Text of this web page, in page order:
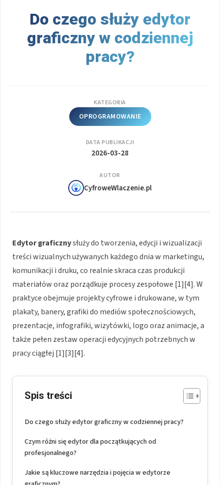
Do czego służy edytor
graficzny w codziennej
pracy?
KATEGORIA
OPROGRAMOWANIE
DATA PUBLIKACJI
2026-03-28
AUTOR
CyfroweWlaczenie.pl
Edytor graficznysłuży do tworzenia, edycji i wizualizacji
treści wizualnych używanych każdego dnia w marketingu,
komunikacji i druku, co realnie skraca czas produkcji
materiałów oraz porządkuje procesy zespołowe [1][4]. W
praktyce obejmuje projekty cyfrowe i drukowane, w tym
plakaty, banery, grafiki do mediów społecznościowych,
prezentacje, infografiki, wizytówki, logo oraz animacje, a
także pełen zestaw operacji edycyjnych potrzebnych w
pracy ciągłej [1][3][4].
Spis treści
Do czego służy edytor graficzny w codziennej pracy?
Czym różni się edytor dla początkujących od
profesjonalnego?
Jakie są kluczowe narzędzia i pojęcia w edytorze